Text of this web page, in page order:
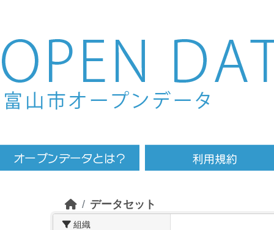
Skip to main content
データセット
組織